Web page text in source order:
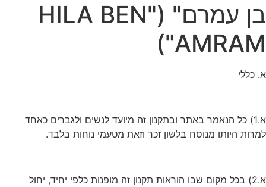
בן עמרם" ("HILA BEN
כללי
א.1) כל הנאמר באתר ובתקנון זה מיועד לנשים ולגברים כאחד
היותו מנוסח בלשון זכר וזאת מטעמי נוחות בלבד.
א.2) בכל מקום שבו הוראות תקנון זה מופנות כלפי יחיד, יחול